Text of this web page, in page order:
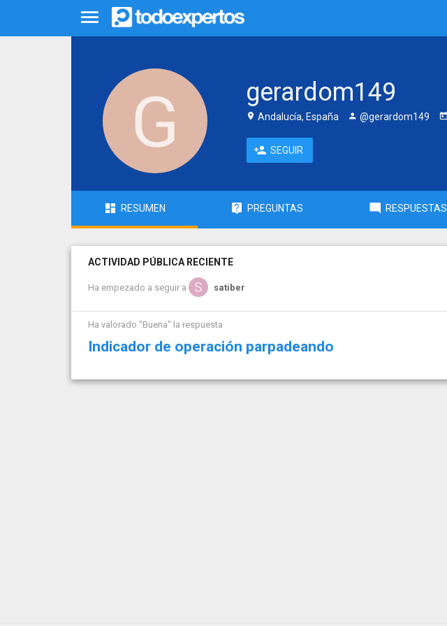
gerardom149
Andalucía, España @gerardom149
SEGUIR
RESUMEN PREGUNTAS RESPUESTAS
ACTIVIDAD PÚBLICA RECIENTE
Ha empezado a seguir a satiber
Ha valorado "Buena" la respuesta
Indicador de operación parpadeando